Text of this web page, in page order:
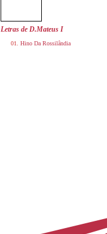
Letras de D.Mateus I
Hino Da Rossilândia